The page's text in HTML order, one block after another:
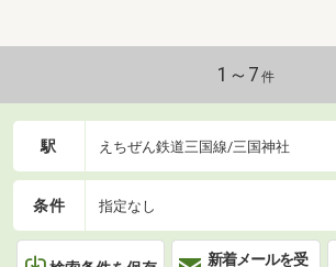
す。担当：森崎 宗平 TEL：080-6235-6021
1～7 件
駅 えちぜん鉄道三国線/三国神社
条件 指定なし
新着メールを受